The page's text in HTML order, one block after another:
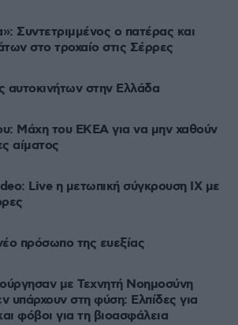
Συντετριμμένος ο πατέρας και
στο τροχαίο στις Σέρρες
αυτοκινήτων στην Ελλάδα
Μάχη του ΕΚΕΑ για να μην χαθούν
αίματος
Live η μετωπική σύγκρουση ΙΧ με
πρόσωπο της ευεξίας
με Τεχνητή Νοημοσύνη
υπάρχουν στη φύση: Ελπίδες για
φόβοι για τη βιοασφάλεια